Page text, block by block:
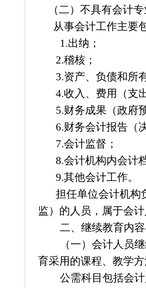
（二）不具有会计
从事会计工作主要
1.出纳；
2.稽核；
3.资产、负债和所
4.收入、费用（支
5.财务成果（政府
6.财务会计报告（
7.会计监督；
8.会计机构内会计
9.其他会计工作。
担任单位会计机构
监）的人员，属于会计
二、继续教育内
（一）会计人员
育采用的课程、教学
公需科目包括会